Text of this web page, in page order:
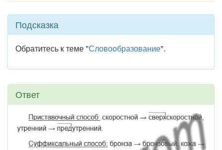
Подсказка
Обратитесь к теме "Словообразование".
Ответ